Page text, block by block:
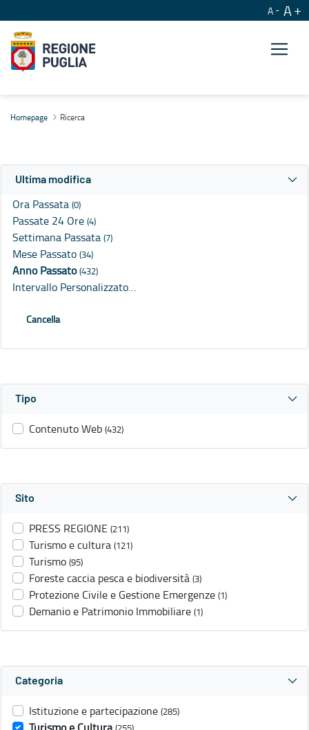
A A
Homepage Ricerca
Ultima modifica
Ora Passata (0)
Passate 24 Ore (4)
Settimana Passata (7)
Mese Passato (34)
Anno Passato(432)
Intervallo Personalizzato…
Cancella
Tipo
Contenuto Web (432)
Sito
PRESS REGIONE (211)
Turismo e cultura (121)
Turismo (95)
Foreste caccia pesca e biodiversità (3)
Protezione Civile e Gestione Emergenze (1)
Demanio e Patrimonio Immobiliare (1)
Categoria
Istituzione e partecipazione (285)